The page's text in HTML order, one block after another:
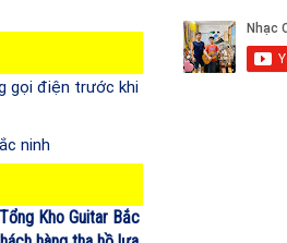
gọi điện trước khi
ninh
Kho Guitar Bắc